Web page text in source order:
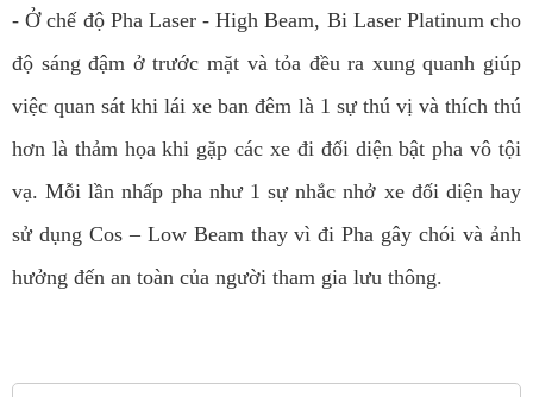
- Ở chế độ Pha Laser - High Beam, Bi Laser Platinum cho
độ sáng đậm ở trước mặt và tỏa đều ra xung quanh giúp
việc quan sát khi lái xe ban đêm là 1 sự thú vị và thích thú
hơn là thảm họa khi gặp các xe đi đối diện bật pha vô tội
vạ. Mỗi lần nhấp pha như 1 sự nhắc nhở xe đối diện hay
sử dụng Cos – Low Beam thay vì đi Pha gây chói và ảnh
hưởng đến an toàn của người tham gia lưu thông.